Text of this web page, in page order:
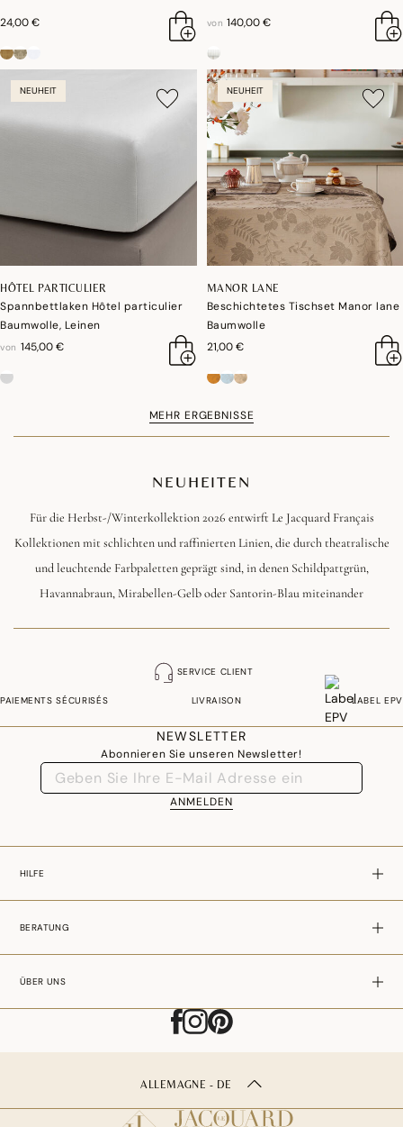
24,00 € von 140,00 €
NEUHEIT
HÔTEL PARTICULIER
Spannbettlaken Hôtel particulier
Baumwolle, Leinen
von 145,00 €
NEUHEIT
MANOR LANE
Beschichtetes Tischset Manor lane
Baumwolle
21,00 €
MEHR ERGEBNISSE
NEUHEITEN
Für die Herbst-/Winterkollektion 2026 entwirft Le Jacquard Français
Kollektionen mit schlichten und raffinierten Linien, die durch theatralische
und leuchtende Farbpaletten geprägt sind, in denen Schildpattgrün,
Havannabraun, Mirabellen-Gelb oder Santorin-Blau miteinander
zur edlen Exotik von „Sulawesi“ erzählt jede Kreation eine Geschichte
zwischen Modernität, französischer Handwerkskunst und Emotion. Eine
Saison, in der Tischkultur, Küchenausstattung, Bettwäsche und Dekoration
zu Ausdrucksformen einer herzlichen und entschieden zeitgenössischen
Lebenskunst werden.
SERVICE CLIENT
PAIEMENTS SÉCURISÉS LIVRAISON LABEL EPV
NEWSLETTER
Abonnieren Sie unseren Newsletter!
ANMELDEN
HILFE
BERATUNG
ÜBER UNS
ALLEMAGNE - DE